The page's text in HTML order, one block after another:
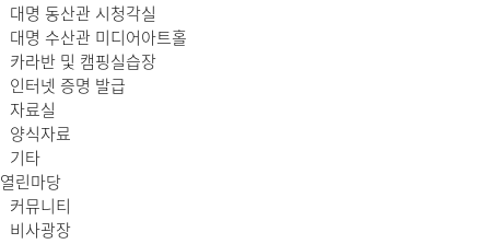
대명 동산관 시청각실
대명 수산관 미디어아트홀
카라반 및 캠핑실습장
인터넷 증명 발급
자료실
양식자료
기타
열린마당
커뮤니티
비사광장